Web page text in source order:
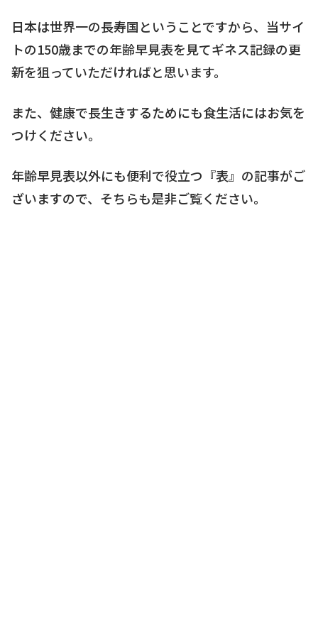
日本は世界一の長寿国ということですから、当サイ
トの150歳までの年齢早見表を見てギネス記録の更
新を狙っていただければと思います。
また、健康で長生きするためにも食生活にはお気を
つけください。
年齢早見表以外にも便利で役立つ『表』の記事がご
ざいますので、そちらも是非ご覧ください。